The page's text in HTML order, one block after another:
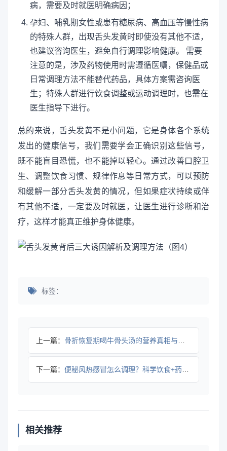
病，需要及时就医明确病因；
孕妇、哺乳期女性或患有糖尿病、高血压等慢性病
的特殊人群，出现舌头发黄时即使没有其他不适，
也建议咨询医生，避免自行调理影响健康。 需要
注意的是，涉及药物使用时需遵循医嘱，保健品或
日常调理方法不能替代药品，具体方案需咨询医
生；特殊人群进行饮食调整或运动调理时，也需在
医生指导下进行。
总的来说，舌头发黄不是小问题，它是身体各个系统
发出的健康信号，我们需要学会正确识别这些信号，
既不能盲目恐慌，也不能掉以轻心。通过改善口腔卫
生、调整饮食习惯、规律作息等日常方式，可以预防
和缓解一部分舌头发黄的情况，但如果症状持续或伴
有其他不适，一定要及时就医，让医生进行诊断和治
疗，这样才能真正维护身体健康。
标签：
上一篇： 骨折恢复期喝牛骨头汤的营养真相与饮用指南
下一篇： 便秘风热感冒怎么调理？科学饮食+药物缓解
相关推荐